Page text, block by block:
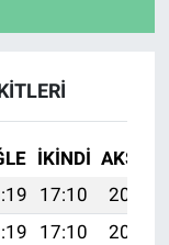
İKINDI AKŞAM
17:10
20:31
17:10
20:30